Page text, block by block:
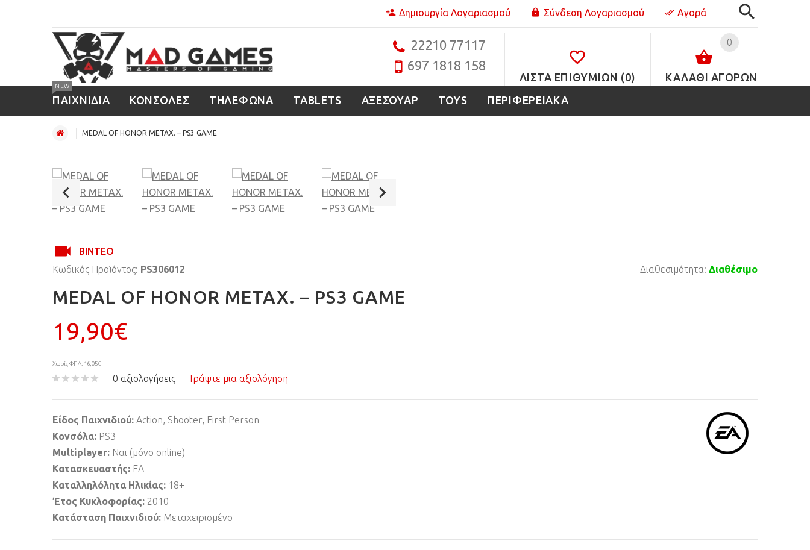
Δημιουργία Λογαριασμού Σύνδεση Λογαριασμού Αγορά
0
ΚΑΛΑΘΙ ΑΓΟΡΩΝ
ΛΊΣΤΑ ΕΠΙΘΥΜΙΏΝ (0)
22210 77117
697 1818 158
ΠΑΙΧΝΙΔΙΑ
NEW
ΚΟΝΣΟΛΕΣ ΤΗΛΕΦΩΝΑ TABLETS ΑΞΕΣΟΥΑΡ TOYS ΠΕΡΙΦΕΡΕΙΑΚΑ
MEDAL OF HONOR ΜΕΤΑΧ. – PS3 GAME
ΒΊΝΤΕΟ
Κωδικός Προϊόντος: PS306012 Διαθεσιμότητα: Διαθέσιμο
MEDAL OF HONOR ΜΕΤΑΧ. – PS3 GAME
19,90€
Χωρίς ΦΠΑ: 16,05€
0 αξιολογήσεις Γράψτε μια αξιολόγηση
Είδος Παιχνιδιού: Action, Shooter, First Person
Κονσόλα: PS3
Multiplayer: Ναι (μόνο online)
Κατασκευαστής: EA
Καταλληλόλητα Ηλικίας: 18+
Έτος Κυκλοφορίας: 2010
Κατάσταση Παιχνιδιού: Μεταχειρισμένο